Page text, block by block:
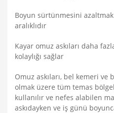
Boyun sürtünmesini
aralıklıdır
Kayar omuz askıları daha
kolaylığı sağlar
Omuz askıları, bel kemeri ve
olmak üzere tüm temas
kullanılır ve nefes alabilen
askıdayken ve iş günü